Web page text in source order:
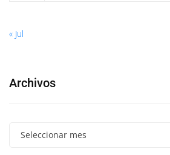
« Jul
Archivos
Seleccionar mes